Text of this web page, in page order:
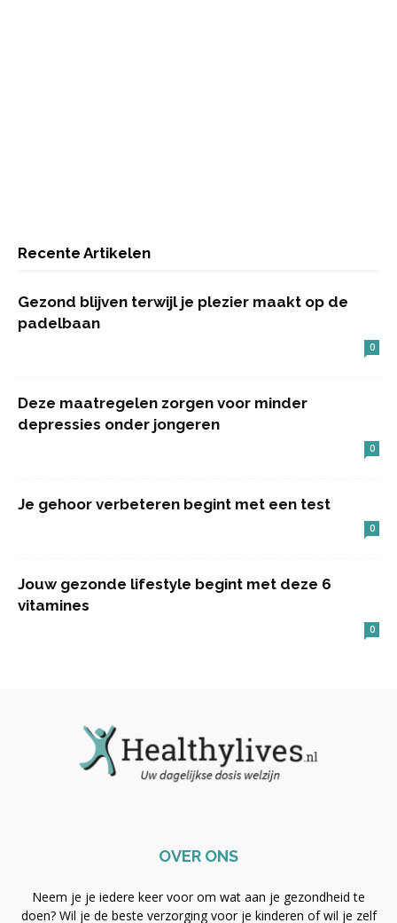
Recente Artikelen
Gezond blijven terwijl je plezier maakt op de
padelbaan
0
Deze maatregelen zorgen voor minder
depressies onder jongeren
0
Je gehoor verbeteren begint met een test
0
Jouw gezonde lifestyle begint met deze 6
vitamines
0
OVER ONS
Neem je je iedere keer voor om wat aan je gezondheid te
doen? Wil je de beste verzorging voor je kinderen of wil je zelf